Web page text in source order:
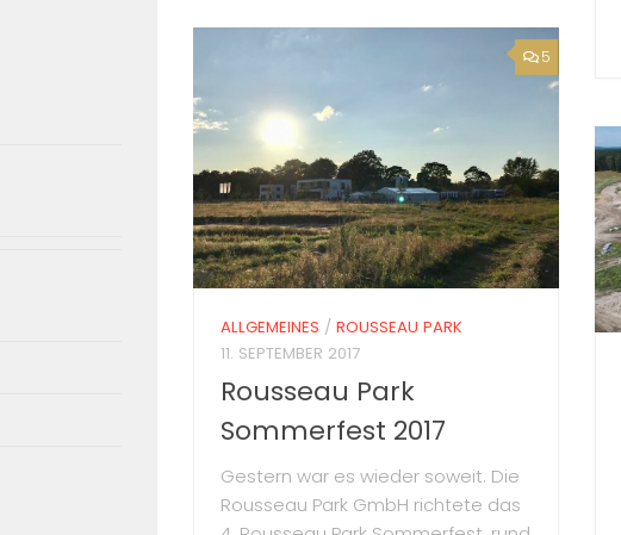
5
ALLGEMEINES / ROUSSEAU PARK
11. SEPTEMBER 2017
Rousseau Park
Sommerfest 2017
Gestern war es wieder soweit. Die
Rousseau Park GmbH richtete das